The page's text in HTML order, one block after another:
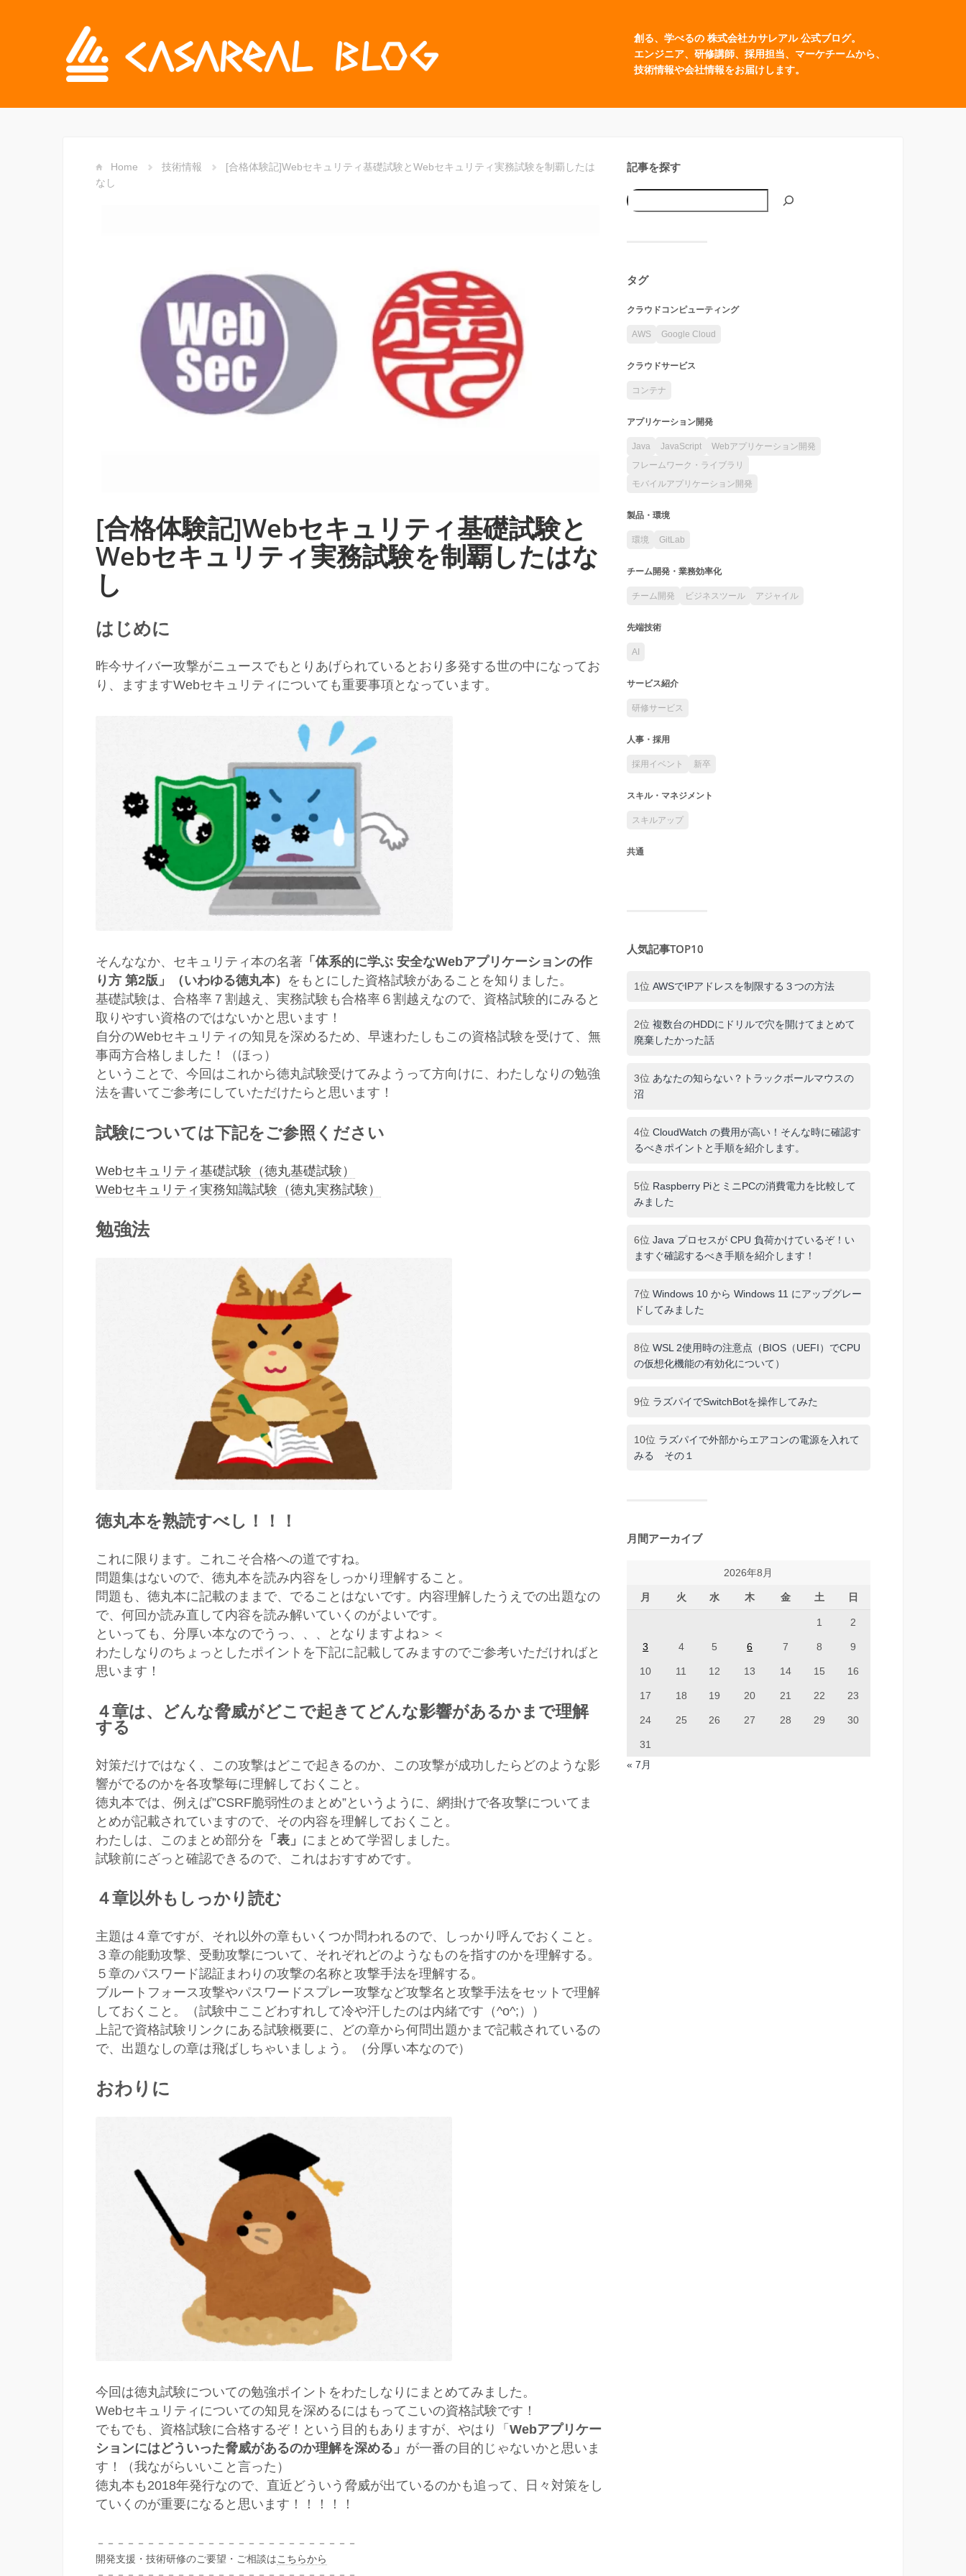
創る、学べるの 株式会社カサレアル 公式ブログ。
エンジニア、研修講師、採用担当、マーケチームから、
技術情報や会社情報をお届けします。
Home 技術情報
[合格体験記]Webセキュリティ基礎試験とWebセキュリティ実務試験を制覇したは
なし
[合格体験記]Webセキュリティ基礎試験と
Webセキュリティ実務試験を制覇したはな
し
はじめに
昨今サイバー攻撃がニュースでもとりあげられているとおり多発する世の中になってお
り、ますますWebセキュリティについても重要事項となっています。
そんななか、セキュリティ本の名著 「体系的に学ぶ 安全なWebアプリケーションの作
り方 第2版」（いわゆる徳丸本） をもとにした資格試験があることを知りました。
基礎試験は、合格率７割越え、実務試験も合格率６割越えなので、資格試験的にみると
取りやすい資格のではないかと思います！
自分のWebセキュリティの知見を深めるため、早速わたしもこの資格試験を受けて、無
事両方合格しました！（ほっ）
ということで、今回はこれから徳丸試験受けてみようって方向けに、わたしなりの勉強
法を書いてご参考にしていただけたらと思います！
試験については下記をご参照ください
Webセキュリティ基礎試験（徳丸基礎試験）
Webセキュリティ実務知識試験（徳丸実務試験）
勉強法
徳丸本を熟読すべし！！！
これに限ります。これこそ合格への道ですね。
問題集はないので、徳丸本を読み内容をしっかり理解すること。
問題も、徳丸本に記載のままで、でることはないです。内容理解したうえでの出題なの
で、何回か読み直して内容を読み解いていくのがよいです。
といっても、分厚い本なのでうっ、、、となりますよね＞＜
わたしなりのちょっとしたポイントを下記に記載してみますのでご参考いただければと
思います！
４章は、どんな脅威がどこで起きてどんな影響があるかまで理解
する
対策だけではなく、この攻撃はどこで起きるのか、この攻撃が成功したらどのような影
響がでるのかを各攻撃毎に理解しておくこと。
徳丸本では、例えば”CSRF脆弱性のまとめ”というように、網掛けで各攻撃についてま
とめが記載されていますので、その内容を理解しておくこと。
わたしは、このまとめ部分を 「表」 にまとめて学習しました。
試験前にざっと確認できるので、これはおすすめです。
４章以外もしっかり読む
主題は４章ですが、それ以外の章もいくつか問われるので、しっかり呼んでおくこと。
３章の能動攻撃、受動攻撃について、それぞれどのようなものを指すのかを理解する。
５章のパスワード認証まわりの攻撃の名称と攻撃手法を理解する。
ブルートフォース攻撃やパスワードスプレー攻撃など攻撃名と攻撃手法をセットで理解
しておくこと。（試験中ここどわすれして冷や汗したのは内緒です（^o^;））
上記で資格試験リンクにある試験概要に、どの章から何問出題かまで記載されているの
で、出題なしの章は飛ばしちゃいましょう。（分厚い本なので）
おわりに
今回は徳丸試験についての勉強ポイントをわたしなりにまとめてみました。
Webセキュリティについての知見を深めるにはもってこいの資格試験です！
でもでも、資格試験に合格するぞ！という目的もありますが、やはり「 Webアプリケー
ションにはどういった脅威があるのか理解を深める」 が一番の目的じゃないかと思いま
す！（我ながらいいこと言った）
徳丸本も2018年発行なので、直近どういう脅威が出ているのかも追って、日々対策をし
ていくのが重要になると思います！！！！！
－－－－－－－－－－－－－－－－－－－－－－－－－－
開発支援・技術研修のご要望・ご相談はこちらから
記事を探す
タグ
クラウドコンピューティング
AWS Google Cloud
クラウドサービス
コンテナ
アプリケーション開発
Java JavaScript
Webアプリケーション開発
フレームワーク・ライブラリ
モバイルアプリケーション開発
製品・環境
環境 GitLab
チーム開発・業務効率化
チーム開発 ビジネスツール アジャイル
先端技術
AI
サービス紹介
研修サービス
人事・採用
採用イベント 新卒
スキル・マネジメント
スキルアップ
共通
人気記事TOP10
1位 AWSでIPアドレスを制限する３つの方法
2位 複数台のHDDにドリルで穴を開けてまとめて
廃棄したかった話
3位 あなたの知らない？トラックボールマウスの
沼
4位 CloudWatch の費用が高い！そんな時に確認す
るべきポイントと手順を紹介します。
5位 Raspberry PiとミニPCの消費電力を比較して
みました
6位 Java プロセスが CPU 負荷かけているぞ！い
ますぐ確認するべき手順を紹介します！
7位 Windows 10 から Windows 11 にアップグレー
ドしてみました
8位 WSL 2使用時の注意点（BIOS（UEFI）でCPU
の仮想化機能の有効化について）
9位 ラズパイでSwitchBotを操作してみた
10位 ラズパイで外部からエアコンの電源を入れて
みる その１
月間アーカイブ
2026年8月
月 火 水 木 金 土 日
1 2
3 4 5 6 7 8 9
10 11 12 13 14 15 16
17 18 19 20 21 22 23
24 25 26 27 28 29 30
31
« 7月